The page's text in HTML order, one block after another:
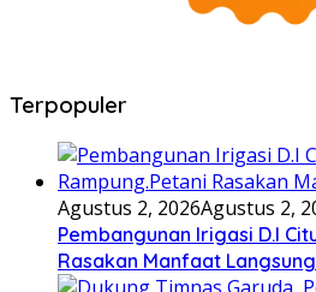
Terpopuler
Agustus 2, 2026Agustus 2,
Pembangunan Irigasi D.I
Rasakan Manfaat Langsung